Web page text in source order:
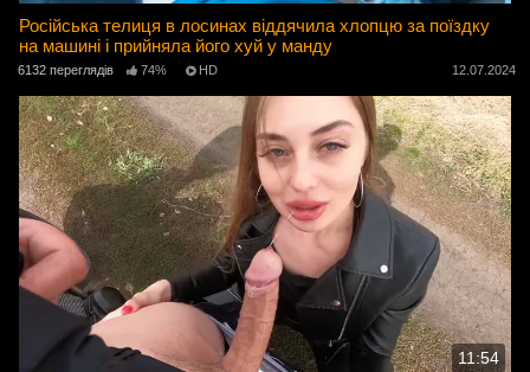
Російська телиця в лосинах віддячила хлопцю за поїздку
на машині і прийняла його хуй у манду
6132 переглядів 74% HD 12.07.2024
11:54